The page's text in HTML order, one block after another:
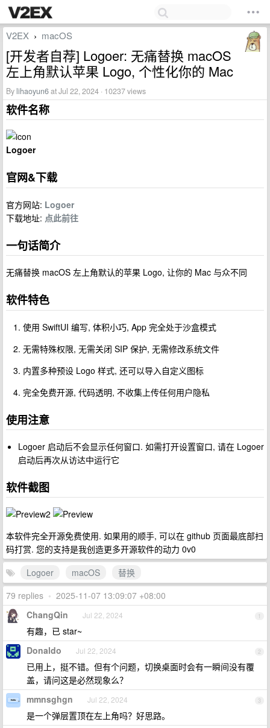
V2EX › macOS
[开发者自荐] Logoer: 无痛替换 macOS
左上角默认苹果 Logo, 个性化你的 Mac
By lihaoyun6at Jul 22, 2024 · 10237 views
软件名称
Logoer
官网&下载
官方网站: Logoer
下载地址: 点此前往
一句话简介
无痛替换 macOS 左上角默认的苹果 Logo, 让你的 Mac 与众不同
软件特色
使用 SwiftUI 编写, 体积小巧, App 完全处于沙盒模式
无需特殊权限, 无需关闭 SIP 保护, 无需修改系统文件
内置多种预设 Logo 样式, 还可以导入自定义图标
完全免费开源, 代码透明, 不收集上传任何用户隐私
使用注意
Logoer 启动后不会显示任何窗口. 如需打开设置窗口, 请在 Logoer
启动后再次从访达中运行它
软件截图
本软件完全开源免费使用. 如果用的顺手, 可以在 github 页面最底部扫
码打赏. 您的支持是我创造更多开源软件的动力 0v0
Logoer
macOS
替换
79 replies • 2025-11-07 13:09:07 +08:00
1
ChangQin Jul 22, 2024
有趣，已 star~
2
Donaldo Jul 22, 2024
已用上，挺不错。但有个问题，切换桌面时会有一瞬间没有覆
盖，请问这是必然现象么？
3
mmnsghgn Jul 22, 2024
是一个弹层置顶在左上角吗？好思路。